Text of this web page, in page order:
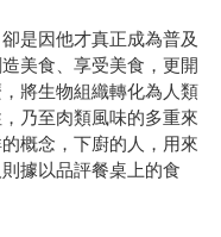
是因他才真正成為普及
美食、享受美食，更開
將生物組織轉化為人類
乃至肉類風味的多重來
概念，下廚的人，用來
據以品評餐桌上的食